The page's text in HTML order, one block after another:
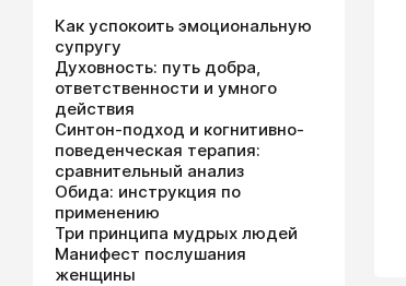
Как успокоить эмоциональную
супругу
Духовность: путь добра,
ответственности и умного
действия
Синтон-подход и когнитивно-
поведенческая терапия:
сравнительный анализ
Обида: инструкция по
применению
Три принципа мудрых людей
Манифест послушания
женщины